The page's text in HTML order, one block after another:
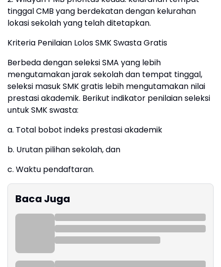
tinggal CMB yang berdekatan dengan kelurahan
lokasi sekolah yang telah ditetapkan.
Kriteria Penilaian Lolos SMK Swasta Gratis
Berbeda dengan seleksi SMA yang lebih
mengutamakan jarak sekolah dan tempat tinggal,
seleksi masuk SMK gratis lebih mengutamakan nilai
prestasi akademik. Berikut indikator penilaian seleksi
untuk SMK swasta:
a. Total bobot indeks prestasi akademik
b. Urutan pilihan sekolah, dan
c. Waktu pendaftaran.
Baca Juga